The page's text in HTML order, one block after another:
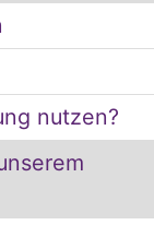
nutzen?